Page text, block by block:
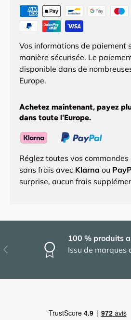
Vos informations de paiement
manière sécurisée. Le
disponible dans de
Europe.
Achetez maintenant, payez
dans toute l'Europe.
Réglez toutes vos
sans frais avec Klarna ou
surprise, aucun frais
Précédent
100 % produits
Issu de marques